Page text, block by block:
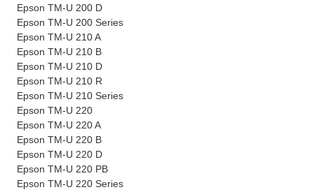
Epson TM-U 200 D
Epson TM-U 200 Series
Epson TM-U 210 A
Epson TM-U 210 B
Epson TM-U 210 D
Epson TM-U 210 R
Epson TM-U 210 Series
Epson TM-U 220
Epson TM-U 220 A
Epson TM-U 220 B
Epson TM-U 220 D
Epson TM-U 220 PB
Epson TM-U 220 Series